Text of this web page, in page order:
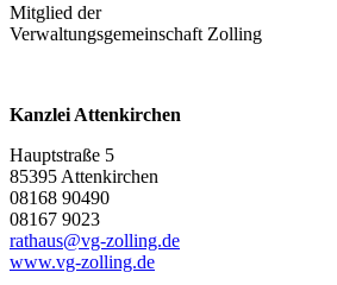
Mitglied der
Verwaltungsgemeinschaft Zolling
Kanzlei Attenkirchen
Hauptstraße 5
85395 Attenkirchen
08168 90490
08167 9023
rathaus@vg-zolling.de
www.vg-zolling.de